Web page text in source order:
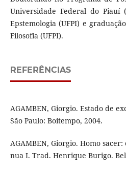
Universidade Federal do Piauí
Epstemologia (UFPI) e
Filosofia (UFPI).
REFERÊNCIAS
AGAMBEN, Giorgio. Estado de
São Paulo: Boitempo, 2004.
AGAMBEN, Giorgio. Homo
nua I. Trad. Henrique Burigo.